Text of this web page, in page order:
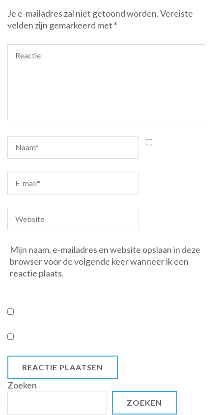
Je e-mailadres zal niet getoond worden.Vereiste
velden zijn gemarkeerd met *
Mijn naam, e-mailadres en website opslaan in deze
browser voor de volgende keer wanneer ik een
reactie plaats.
Zoeken
ZOEKEN